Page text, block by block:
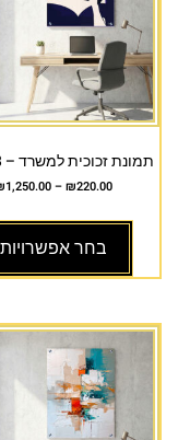
תמונת זכוכית למשרד – AU-003
₪220.00
–
1,250.00
בחר אפשרויות